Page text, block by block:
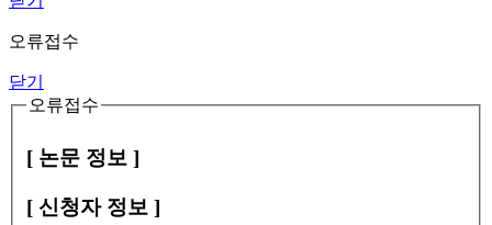
오류접수
닫기
오류접수
[ 논문 정보 ]
[ 신청자 정보 ]